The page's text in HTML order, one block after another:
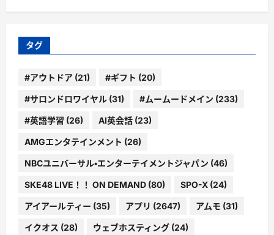
ゴ
ー
タグ
#アウトドア (21) #ギフト (20)
#サロンドロワイヤル (31) #ムームードメイン (233)
#英語学習 (26) AI英会話 (23)
AMGエンタテインメント (26)
NBCユニバーサル・エンターテイメントジャパン (46)
SKE48 LIVE！！ ON DEMAND (80) SPO-X (24)
アイアールティー (35) アプリ (2647) アムモ (31)
イクオス (28) ウェブホスティング (24)